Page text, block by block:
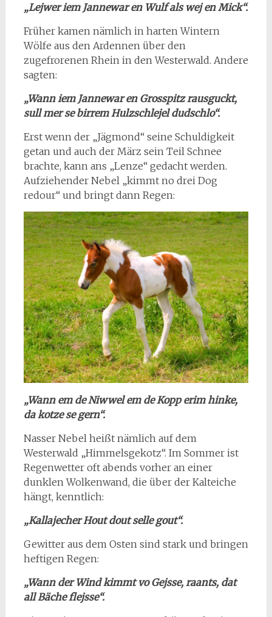
„Lejwer iem Jannewar en Wulf als wej en Mick“.
Früher kamen nämlich in harten Wintern
Wölfe aus den Ardennen über den
zugefrorenen Rhein in den Westerwald. Andere
sagten:
„Wann iem Jannewar en Grosspitz rausguckt,
sull mer se birrem Hulzschlejel dudschlo“.
Erst wenn der „Jägmond“ seine Schuldigkeit
getan und auch der März sein Teil Schnee
brachte, kann ans „Lenze“ gedacht werden.
Aufziehender Nebel „kimmt no drei Dog
redour“ und bringt dann Regen:
„Wann em de Niwwel em de Kopp erim hinke,
da kotze se gern“.
Nasser Nebel heißt nämlich auf dem
Westerwald „Himmelsgekotz“. Im Sommer ist
Regenwetter oft abends vorher an einer
dunklen Wolkenwand, die über der Kalteiche
hängt, kenntlich:
„Kallajecher Hout dout selle gout“.
Gewitter aus dem Osten sind stark und bringen
heftigen Regen:
„Wann der Wind kimmt vo Gejsse, raants, dat
all Bäche flejsse“.